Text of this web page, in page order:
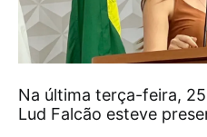
Na última terça-feira,
Lud Falcão esteve